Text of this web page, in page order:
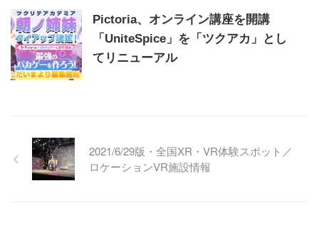
Pictoria、オンライン講座を開講
「UniteSpice」を「ツクアカ」とし
てリニューアル
2021/6/29版・全国XR・VR体験スポット／
ロケーションVR施設情報